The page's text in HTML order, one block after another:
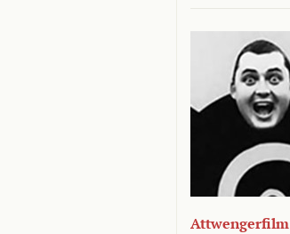
Attwengerfilm